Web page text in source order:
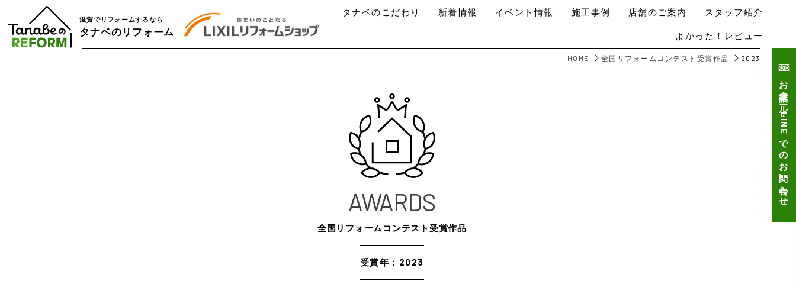
滋賀でリフォームするなら
タナベのリフォーム
タナベのこだわり 新着情報 イベント情報 施工事例 店舗のご案内 スタッフ紹介
よかった！レビュー
お電話・メール・LINEでのお問い合わせ
HOME 全国リフォームコンテスト受賞作品 2023
AWARDS
全国リフォームコンテスト受賞作品
受賞年：2023